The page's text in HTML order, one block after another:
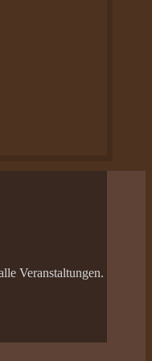
Veranstaltungen.